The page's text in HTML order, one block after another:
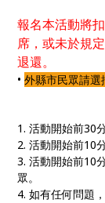
報名本活動將
席，或未於規
退還。
•外縣市民眾請選
1. 活動開始前30
2. 活動開始前10
3. 活動開始前10
眾。
4. 如有任何問題